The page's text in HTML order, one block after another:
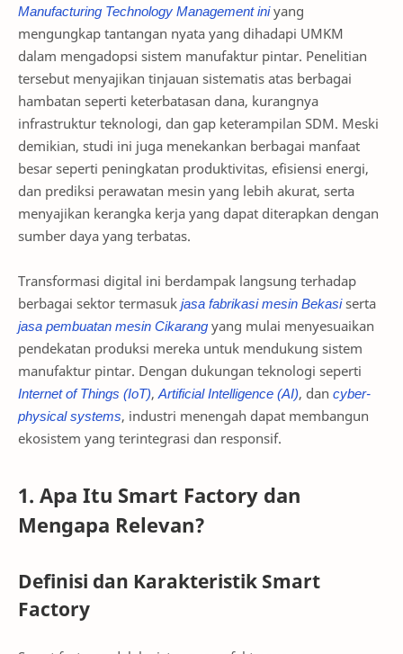
Manufacturing Technology Management iniyang
mengungkap tantangan nyata yang dihadapi UMKM
dalam mengadopsi sistem manufaktur pintar. Penelitian
tersebut menyajikan tinjauan sistematis atas berbagai
hambatan seperti keterbatasan dana, kurangnya
infrastruktur teknologi, dan gap keterampilan SDM. Meski
demikian, studi ini juga menekankan berbagai manfaat
besar seperti peningkatan produktivitas, efisiensi energi,
dan prediksi perawatan mesin yang lebih akurat, serta
menyajikan kerangka kerja yang dapat diterapkan dengan
sumber daya yang terbatas.
Transformasi digital ini berdampak langsung terhadap
berbagai sektor termasuk jasa fabrikasi mesin Bekasiserta
jasa pembuatan mesin Cikarang yang mulai menyesuaikan
pendekatan produksi mereka untuk mendukung sistem
manufaktur pintar. Dengan dukungan teknologi seperti
Internet of Things (IoT),Artificial Intelligence (AI), dan cyber-
physical systems, industri menengah dapat membangun
ekosistem yang terintegrasi dan responsif.
1. Apa Itu Smart Factory dan
Mengapa Relevan?
Definisi dan Karakteristik Smart
Factory